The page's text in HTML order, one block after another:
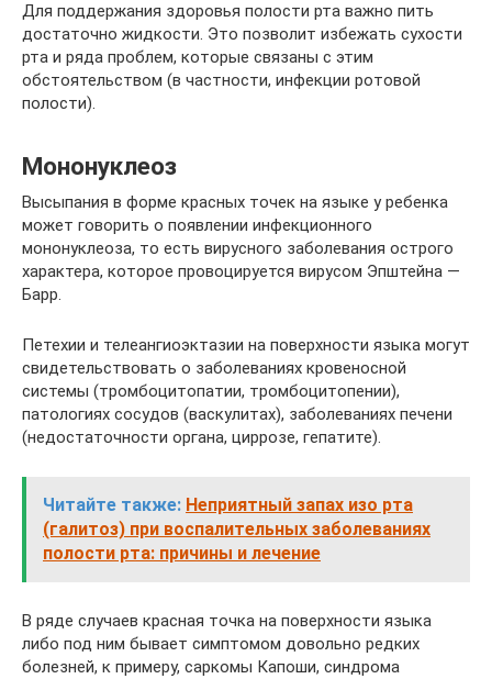
Для поддержания здоровья полости рта важно пить
достаточно жидкости. Это позволит избежать сухости
рта и ряда проблем, которые связаны с этим
обстоятельством (в частности, инфекции ротовой
полости).
Мононуклеоз
Высыпания в форме красных точек на языке у ребенка
может говорить о появлении инфекционного
мононуклеоза, то есть вирусного заболевания острого
характера, которое провоцируется вирусом Эпштейна —
Барр.
Петехии и телеангиоэктазии на поверхности языка могут
свидетельствовать о заболеваниях кровеносной
системы (тромбоцитопатии, тромбоцитопении),
патологиях сосудов (васкулитах), заболеваниях печени
(недостаточности органа, циррозе, гепатите).
Читайте также: Неприятный запах изо рта
(галитоз) при воспалительных заболеваниях
полости рта: причины и лечение
В ряде случаев красная точка на поверхности языка
либо под ним бывает симптомом довольно редких
болезней, к примеру, саркомы Капоши, синдрома